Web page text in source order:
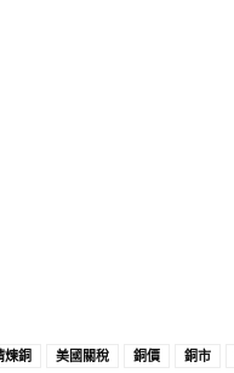
煉銅 美國關稅 銅價 銅市